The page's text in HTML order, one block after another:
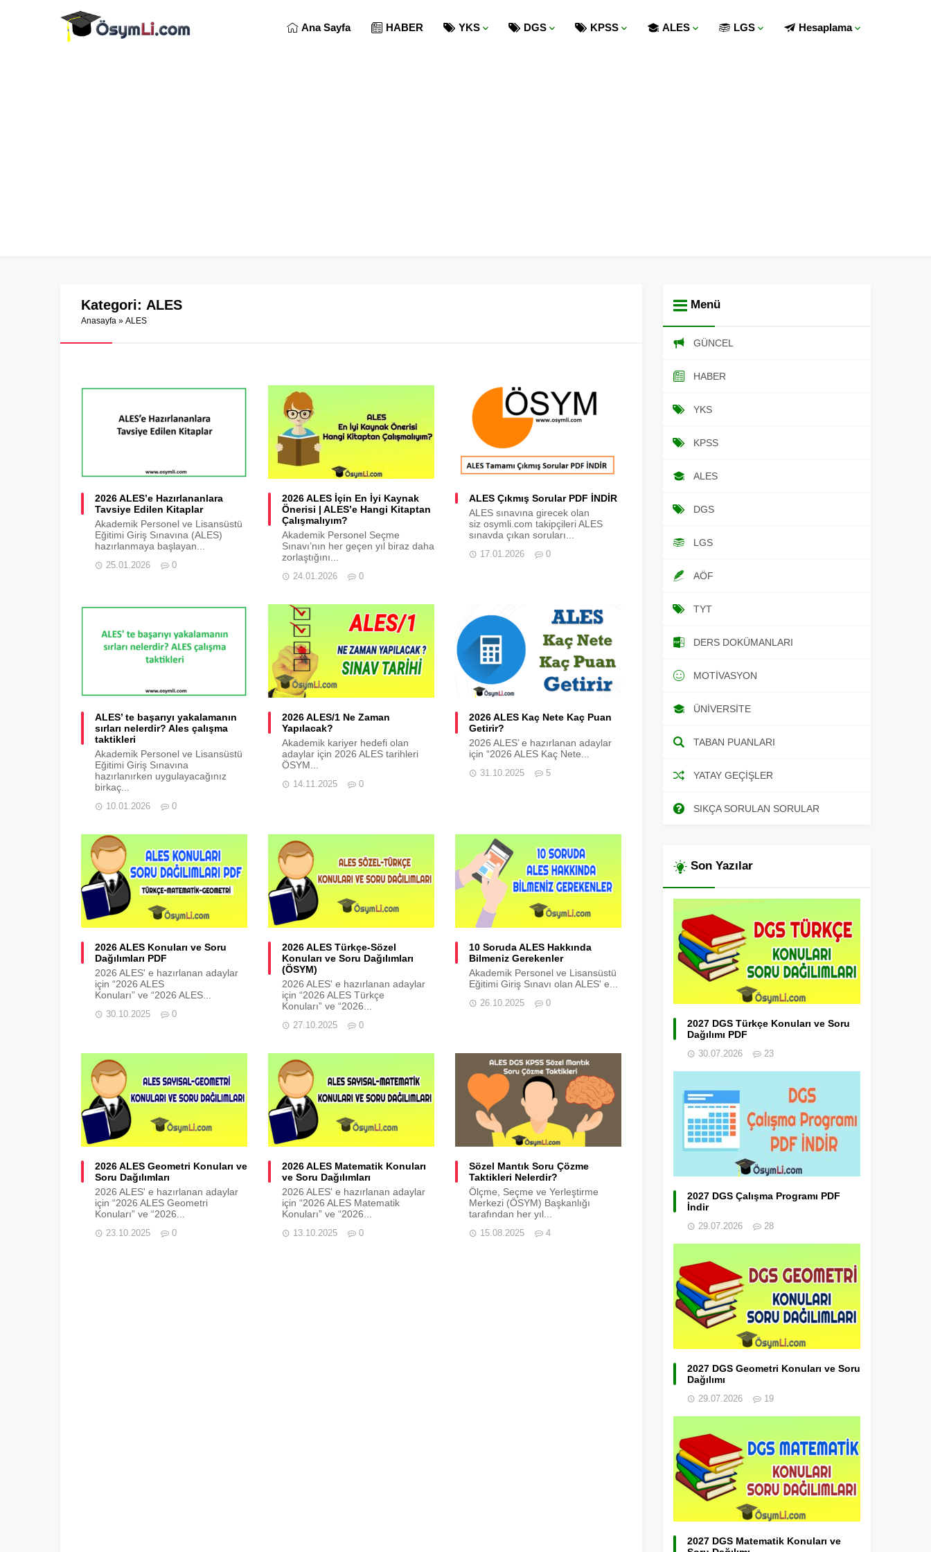
Ana Sayfa HABER YKS DGS KPSS ALES LGS Hesaplama
Kategori: ALES
Anasayfa » ALES
2026 ALES’e Hazırlananlara
Tavsiye Edilen Kitaplar
Akademik Personel ve Lisansüstü
Eğitimi Giriş Sınavına (ALES)
hazırlanmaya başlayan...
25.01.2026 0
2026 ALES İçin En İyi Kaynak
Önerisi | ALES’e Hangi Kitaptan
Çalışmalıyım?
Akademik Personel Seçme
Sınavı’nın her geçen yıl biraz daha
zorlaştığını...
24.01.2026 0
ALES Çıkmış Sorular PDF İNDİR
ALES sınavına girecek olan
siz osymli.com takipçileri ALES
sınavda çıkan soruları...
17.01.2026 0
ALES’ te başarıyı yakalamanın
sırları nelerdir? Ales çalışma
taktikleri
Akademik Personel ve Lisansüstü
Eğitimi Giriş Sınavına
hazırlanırken uygulayacağınız
birkaç...
10.01.2026 0
2026 ALES/1 Ne Zaman
Yapılacak?
Akademik kariyer hedefi olan
adaylar için 2026 ALES tarihleri
ÖSYM...
14.11.2025 0
2026 ALES Kaç Nete Kaç Puan
Getirir?
2026 ALES’ e hazırlanan adaylar
için “2026 ALES Kaç Nete...
31.10.2025 5
2026 ALES Konuları ve Soru
Dağılımları PDF
2026 ALES' e hazırlanan adaylar
için “2026 ALES
Konuları” ve “2026 ALES...
30.10.2025 0
2026 ALES Türkçe-Sözel
Konuları ve Soru Dağılımları
(ÖSYM)
2026 ALES' e hazırlanan adaylar
için “2026 ALES Türkçe
Konuları” ve “2026...
27.10.2025 0
10 Soruda ALES Hakkında
Bilmeniz Gerekenler
Akademik Personel ve Lisansüstü
Eğitimi Giriş Sınavı olan ALES' e...
26.10.2025 0
2026 ALES Geometri Konuları ve
Soru Dağılımları
2026 ALES' e hazırlanan adaylar
için “2026 ALES Geometri
Konuları” ve “2026...
23.10.2025 0
2026 ALES Matematik Konuları
ve Soru Dağılımları
2026 ALES' e hazırlanan adaylar
için “2026 ALES Matematik
Konuları” ve “2026...
13.10.2025 0
Sözel Mantık Soru Çözme
Taktikleri Nelerdir?
Ölçme, Seçme ve Yerleştirme
Merkezi (ÖSYM) Başkanlığı
tarafından her yıl...
15.08.2025 4
Menü
GÜNCEL
HABER
YKS
KPSS
ALES
DGS
LGS
AÖF
TYT
DERS DOKÜMANLARI
MOTIVASYON
ÜNIVERSITE
TABAN PUANLARI
YATAY GEÇIŞLER
SIKÇA SORULAN SORULAR
Son Yazılar
2027 DGS Türkçe Konuları ve Soru
Dağılımı PDF
30.07.2026 23
2027 DGS Çalışma Programı PDF
İndir
29.07.2026 28
2027 DGS Geometri Konuları ve Soru
Dağılımı
29.07.2026 19
2027 DGS Matematik Konuları ve